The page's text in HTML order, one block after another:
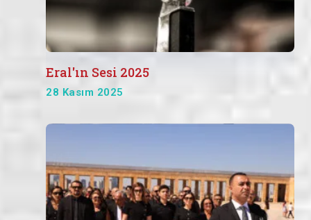
Eral'ın Sesi 2025
28 Kasım 2025